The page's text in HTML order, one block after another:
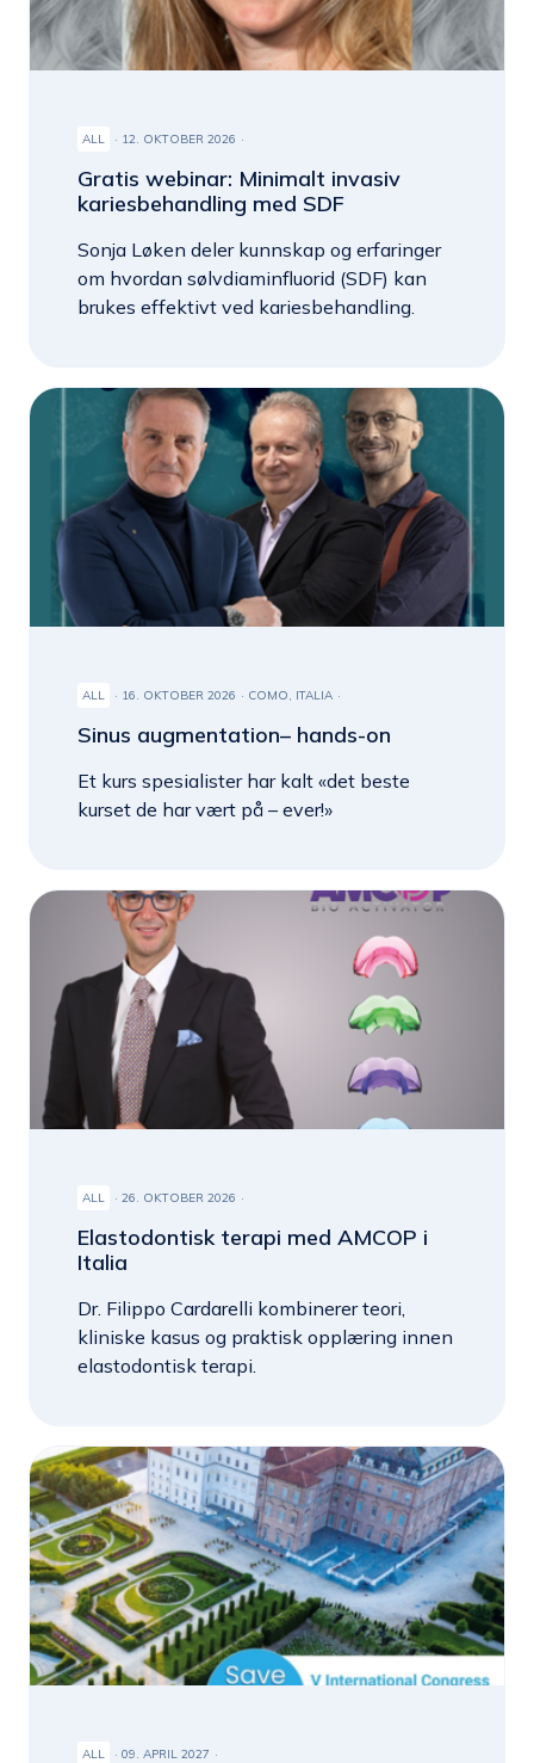
ALL 12. OKTOBER 2026
Gratis webinar: Minimalt invasiv
kariesbehandling med SDF
Sonja Løken deler kunnskap og erfaringer
om hvordan sølvdiaminfluorid (SDF) kan
brukes effektivt ved kariesbehandling.
ALL 16. OKTOBER 2026 COMO, ITALIA
Sinus augmentation– hands-on
Et kurs spesialister har kalt «det beste
kurset de har vært på – ever!»
ALL 26. OKTOBER 2026
Elastodontisk terapi med AMCOP i
Italia
Dr. Filippo Cardarelli kombinerer teori,
kliniske kasus og praktisk opplæring innen
elastodontisk terapi.
ALL 09. APRIL 2027